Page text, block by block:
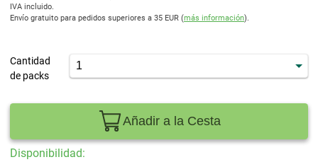
IVA incluido.
Envío gratuito para pedidos superiores a 35 EUR (más información).
Cantidad
de packs
Añadir a la Cesta
Disponibilidad: